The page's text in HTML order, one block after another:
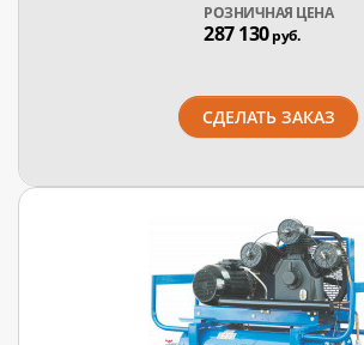
РОЗНИЧНАЯ ЦЕНА
287 130руб.
СДЕЛАТЬ ЗАКАЗ